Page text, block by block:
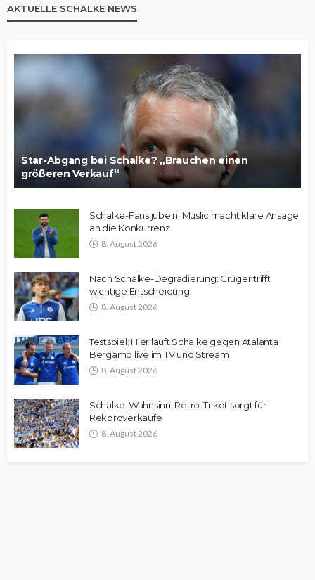
AKTUELLE SCHALKE NEWS
Star-Abgang bei Schalke? „Brauchen einen
größeren Verkauf“
Schalke-Fans jubeln: Muslic macht klare Ansage
an die Konkurrenz
8. August 2026
Nach Schalke-Degradierung: Grüger trifft
wichtige Entscheidung
8. August 2026
Testspiel: Hier läuft Schalke gegen Atalanta
Bergamo live im TV und Stream
8. August 2026
Schalke-Wahnsinn: Retro-Trikot sorgt für
Rekordverkäufe
8. August 2026